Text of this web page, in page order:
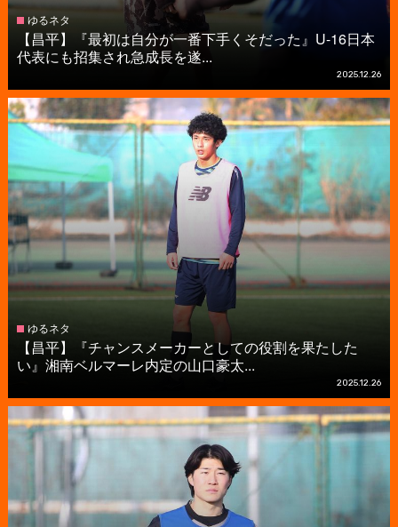
ゆるネタ
【昌平】『最初は自分が一番下手くそだった』U-16日本
代表にも招集され急成長を遂...
2025.12.26
ゆるネタ
【昌平】『チャンスメーカーとしての役割を果たした
い』湘南ベルマーレ内定の山口豪太...
2025.12.26